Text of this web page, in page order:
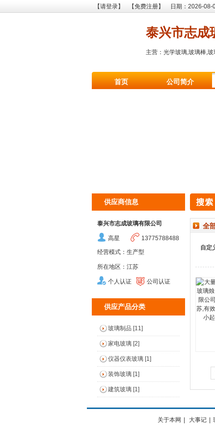
【请登录】 【免费注册】 日期：2026-08-
泰兴市志成
主营：光学玻璃,玻璃棒,
首页 公司简介
全
自定
供应商信息
泰兴市志成玻璃有限公司
高星
13775788488
经营模式：生产型
所在地区：江苏
个人认证 公司认证
供应产品分类
玻璃制品 [11]
家电玻璃 [2]
仪器仪表玻璃 [1]
装饰玻璃 [1]
建筑玻璃 [1]
关于本网 大事记